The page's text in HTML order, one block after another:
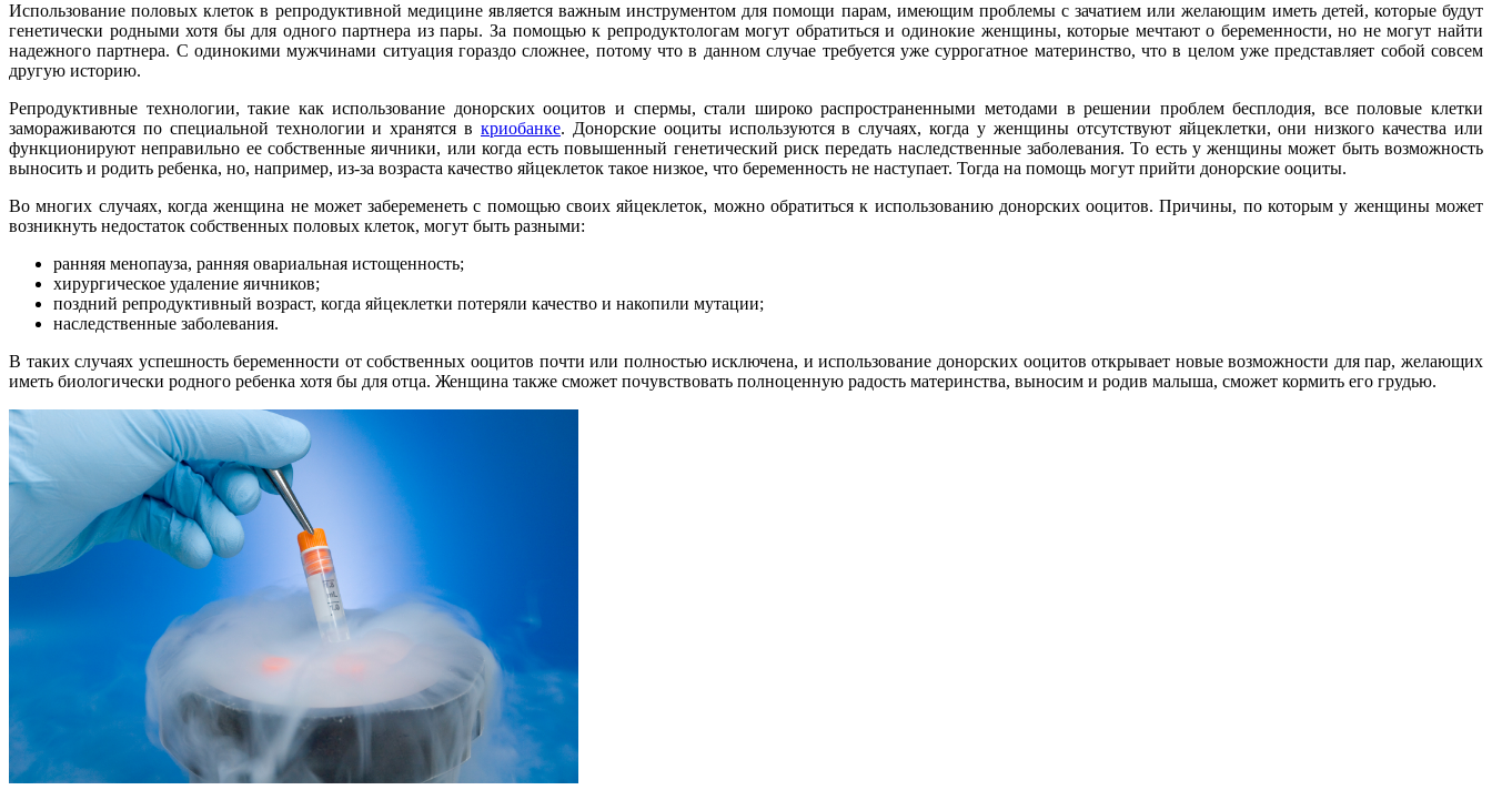
Использование половых клеток в репродуктивной медицине является важным инструментом для помощи парам, имеющим проблемы с зачатием или желающим иметь детей, которые будут
генетически родными хотя бы для одного партнера из пары. За помощью к репродуктологам могут обратиться и одинокие женщины, которые мечтают о беременности, но не могут найти
надежного партнера. С одинокими мужчинами ситуация гораздо сложнее, потому что в данном случае требуется уже суррогатное материнство, что в целом уже представляет собой совсем
другую историю.
Репродуктивные технологии, такие как использование донорских ооцитов и спермы, стали широко распространенными методами в решении проблем бесплодия, все половые клетки
замораживаются по специальной технологии и хранятся в криобанке. Донорские ооциты используются в случаях, когда у женщины отсутствуют яйцеклетки, они низкого качества или
функционируют неправильно ее собственные яичники, или когда есть повышенный генетический риск передать наследственные заболевания. То есть у женщины может быть возможность
выносить и родить ребенка, но, например, из-за возраста качество яйцеклеток такое низкое, что беременность не наступает. Тогда на помощь могут прийти донорские ооциты.
Во многих случаях, когда женщина не может забеременеть с помощью своих яйцеклеток, можно обратиться к использованию донорских ооцитов. Причины, по которым у женщины может
возникнуть недостаток собственных половых клеток, могут быть разными:
ранняя менопауза, ранняя овариальная истощенность;
хирургическое удаление яичников;
поздний репродуктивный возраст, когда яйцеклетки потеряли качество и накопили мутации;
наследственные заболевания.
В таких случаях успешность беременности от собственных ооцитов почти или полностью исключена, и использование донорских ооцитов открывает новые возможности для пар, желающих
иметь биологически родного ребенка хотя бы для отца. Женщина также сможет почувствовать полноценную радость материнства, выносим и родив малыша, сможет кормить его грудью.